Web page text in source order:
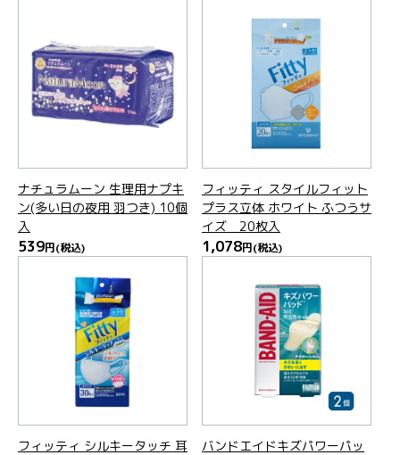
ナチュラムーン 生理用ナプキ
ン(多い日の夜用 羽つき) 10個
入
539円(税込)
フィッティ スタイルフィット
プラス立体 ホワイト ふつうサ
イズ 20枚入
1,078円(税込)
フィッティ シルキータッチ 耳
バンドエイドキズパワーパッ